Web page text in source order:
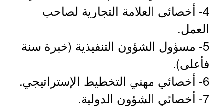
4- أخصائي العلامة التجارية لصاحب
العمل.
5- مسؤول الشؤون التنفيذية (خبرة سنة
فأعلى).
6- أخصائي مهني التخطيط الإستراتيجي.
7- أخصائي الشؤون الدولية.